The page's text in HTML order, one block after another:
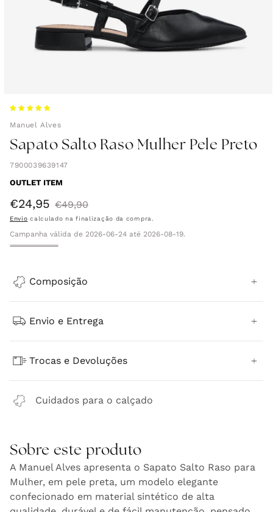
Manuel Alves
Sapato Salto Raso Mulher Pele Preto
7900039639147
OUTLET ITEM
Preço
de
saldo
€24,95 Preço
normal
€49,90
Envio calculado na finalização da compra.
Campanha válida de 2026-06-24 até 2026-08-19.
Composição
Envio e Entrega
Trocas e Devoluções
Cuidados para o calçado
Sobre este produto
A Manuel Alves apresenta o Sapato Salto Raso para
Mulher, em pele preta, um modelo elegante
confecionado em material sintético de alta